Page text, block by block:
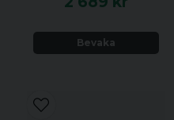
Bevaka
ansluten till och styr
leverera rätt spänning
Styrenheten inkluderar